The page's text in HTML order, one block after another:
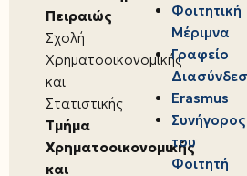
Πειραιώς
Σχολή
Χρηματοοικονομικής
και
Στατιστικής
Τμήμα
Χρηματοοικονομικής
και
Φοιτητική
Μέριμνα
Γραφείο
Erasmus
Συνήγορος
του
Φοιτητή